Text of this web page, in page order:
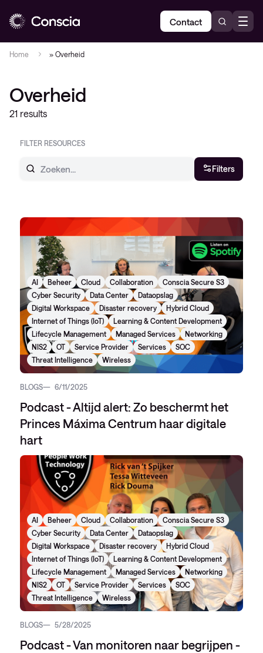
Contact
Home » Overheid
Overheid
21 results
FILTER RESOURCES
Filters
AI Beheer Cloud Collaboration
Conscia Secure S3
Cyber Security
Data Center
Dataopslag
Digital Workspace
Disaster recovery
Hybrid Cloud
Internet of Things (IoT)
Learning & Content Development
Lifecycle Management
Managed Services
Networking
NIS2
OT Service Provider Services
SOC
Threat Intelligence
Wireless
BLOGS 6/11/2025
Podcast - Altijd alert: Zo beschermt het
Princes Máxima Centrum haar digitale
hart
AI Beheer Cloud Collaboration
Conscia Secure S3
Cyber Security
Data Center
Dataopslag
Digital Workspace
Disaster recovery
Hybrid Cloud
Internet of Things (IoT)
Learning & Content Development
Lifecycle Management
Managed Services
Networking
NIS2
OT Service Provider Services
SOC
Threat Intelligence
Wireless
BLOGS 5/28/2025
Podcast - Van monitoren naar begrijpen -